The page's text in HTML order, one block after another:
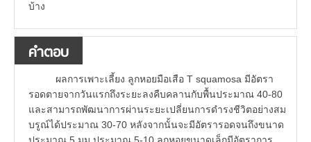
บ้าง
คำตอบ
ผลการเพาะเลี้ยง ลูกหอยมือเสือ T squamosa มีอัตรา
รอดตายจากวันแรกถึงระยะลงคืบคลานกับพื้นประมาณ 40-80
และสามารถพัฒนาการผ่านระยะเปลี่ยนการดำรงชีวิตอย่างสม
บรูณ์ได้ประมาณ 30-70 หลังจากนั้นจะมีอัตรารอดจนถึงขนาด